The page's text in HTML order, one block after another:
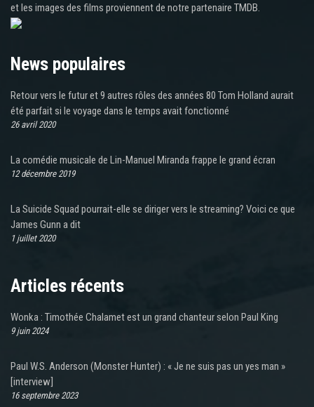
et les images des films proviennent de notre partenaire TMDB.
News populaires
Retour vers le futur et 9 autres rôles des années 80 Tom Holland aurait
été parfait si le voyage dans le temps avait fonctionné
26 avril 2020
La comédie musicale de Lin-Manuel Miranda frappe le grand écran
12 décembre 2019
La Suicide Squad pourrait-elle se diriger vers le streaming? Voici ce que
James Gunn a dit
1 juillet 2020
Articles récents
Wonka : Timothée Chalamet est un grand chanteur selon Paul King
9 juin 2024
Paul W.S. Anderson (Monster Hunter) : « Je ne suis pas un yes man »
[interview]
16 septembre 2023